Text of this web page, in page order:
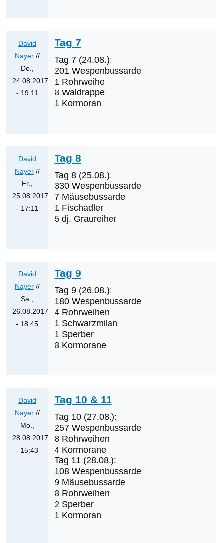
David
Nayer
David
Nayer//
Do.,
24.08.2017
- 19:11
von
David
Nayer
Tag 7
Tag 7 (24.08.):
201 Wespenbussarde
1 Rohrweihe
8 Waldrappe
1 Kormoran
David
Nayer//
Fr.,
25.08.2017
- 17:11
von
David
Nayer
Tag 8
Tag 8 (25.08.):
330 Wespenbussarde
7 Mäusebussarde
1 Fischadler
5 dj. Graureiher
David
Nayer//
Sa.,
26.08.2017
- 18:45
David
Nayer
Tag 9
Tag 9 (26.08.):
180 Wespenbussarde
4 Rohrweihen
1 Schwarzmilan
1 Sperber
8 Kormorane
David
Nayer//
Mo.,
28.08.2017
- 15:43
Tag 10 & 11
Tag 10 (27.08.):
257 Wespenbussarde
8 Rohrweihen
4 Kormorane
Tag 11 (28.08.):
108 Wespenbussarde
9 Mäusebussarde
8 Rohrweihen
2 Sperber
1 Kormoran